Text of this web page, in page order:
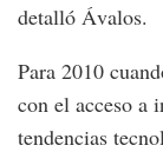
detalló Ávalos.
Para 2010
con el acceso a
tendencias